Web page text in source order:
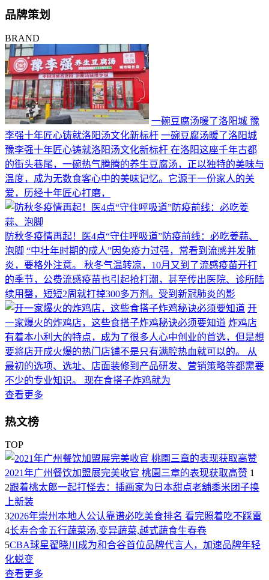
品牌策划
BRAND
一碗豆腐汤暖了洛阳城 豫
李强十年匠心铸就洛阳汤文化新标杆 一碗豆腐汤暖了洛阳城
豫李强十年匠心铸就洛阳汤文化新标杆 在洛阳这座千年古都
的街头巷尾，一碗热气腾腾的养生豆腐汤，正以独特的美味与
温度，成为无数食客心中的美味记忆。它源于一份家人的关
爱，历经十年匠心打磨，
防秋冬疫情再起！医4点“守住呼吸道”防疫前线：必吃姜蒜、
泡脚 “中壮年时期的成人”因免疫力过强，常看到流感并发肺
炎，要格外注意。 秋冬气温转凉，10月又到了流感疫苗开打
的季节，公费流感疫苗也引起抢打潮，甚至传出医院、诊所陆
续用罄，短短2周就打掉300多万剂。受到新冠肺炎的影
开
一家爆火的炸鸡店，这些食搭子炸鸡秘诀必须要知道 炸鸡店
有着本小利大的特点，成为了很多人心中创业的首选，但是想
要将店开成火爆的热门店铺不是只有满腔热血就可以的。 从
最初的选项、选址、店面装修到产品研发、营销策略等都需要
不少的专业知识。 现在食搭子炸鸡就为
查看更多
热文榜
TOP
2021年广州餐饮加盟展完美收官 桃園三章的表现获取高赞 1
2跟着桃太郎一起打怪去：插画家为日本甜点老舖黍米团子换
上新装
32026年崇州本地人公认靠谱必吃美食排名 看完照着吃不踩雷
4长寿合金五行蔬菜汤,变异蔬菜,越式蔬食生春卷
5CBA球星翟晓川成为和合谷首位品牌代言人，加速品牌年轻
化蜕变
查看更多